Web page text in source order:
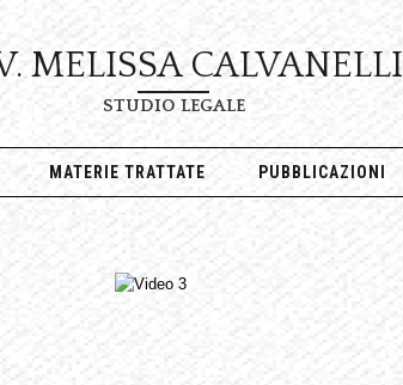
MELISSA CALVANELLI
STUDIO LEGALE
MATERIE TRATTATE PUBBLICAZIONI